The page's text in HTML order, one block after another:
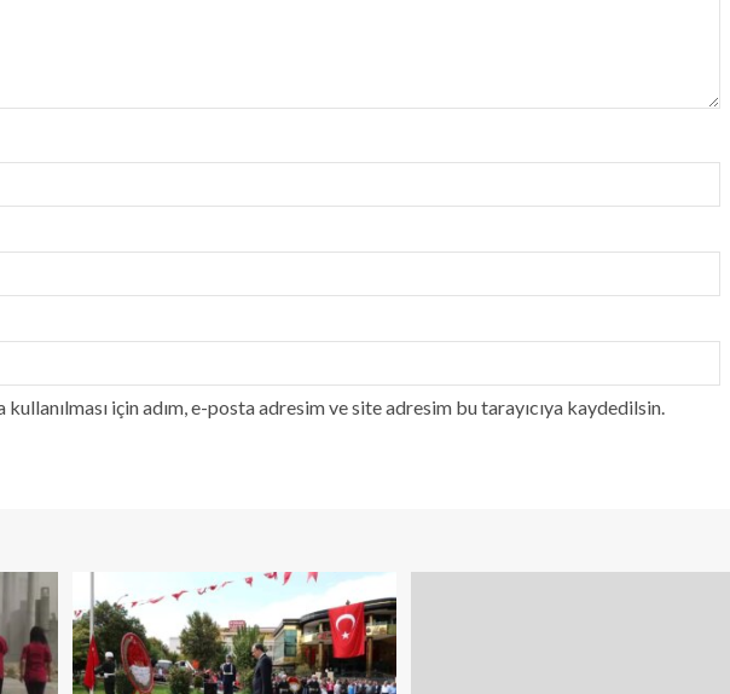
için adım, e-posta adresim ve site adresim bu tarayıcıya kaydedilsin.